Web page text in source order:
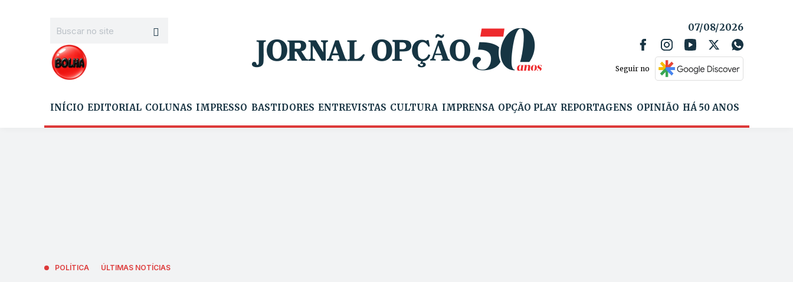
07/08/2026
Seguir no
INÍCIO EDITORIAL COLUNAS IMPRESSO BASTIDORES ENTREVISTAS CULTURA IMPRENSA OPÇÃO PLAY REPORTAGENS OPINIÃO HÁ 50 ANOS
POLÍTICA ÚLTIMAS NOTÍCIAS